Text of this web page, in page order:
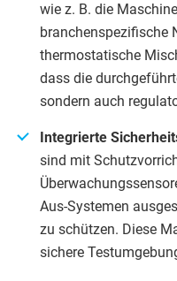
wie z. B. die
branchenspezifische
thermostatische
dass die
sondern auch
Integrierte
sind mit
Aus-Systemen
zu schützen. Diese
sichere